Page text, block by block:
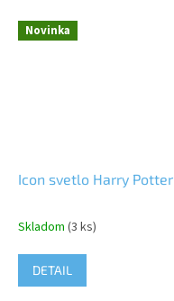
Novinka
Icon svetlo Harry Potter
Skladom (3 ks)
DETAIL